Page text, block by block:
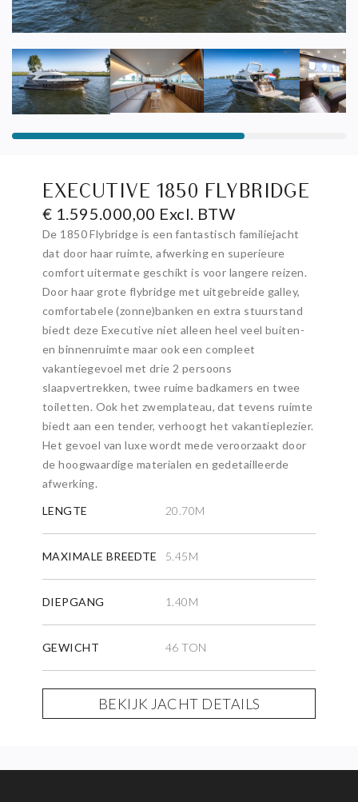
EXECUTIVE 1850 FLYBRIDGE
€ 1.595.000,00 Excl. BTW
De 1850 Flybridge is een fantastisch familiejacht
dat door haar ruimte, afwerking en superieure
comfort uitermate geschikt is voor langere reizen.
Door haar grote flybridge met uitgebreide galley,
comfortabele (zonne)banken en extra stuurstand
biedt deze Executive niet alleen heel veel buiten-
en binnenruimte maar ook een compleet
vakantiegevoel met drie 2 persoons
slaapvertrekken, twee ruime badkamers en twee
toiletten. Ook het zwemplateau, dat tevens ruimte
biedt aan een tender, verhoogt het vakantieplezier.
Het gevoel van luxe wordt mede veroorzaakt door
de hoogwaardige materialen en gedetailleerde
afwerking.
LENGTE
20.70M
MAXIMALE BREEDTE 5.45M
DIEPGANG 1.40M
GEWICHT 46 TON
BEKIJK JACHT DETAILS